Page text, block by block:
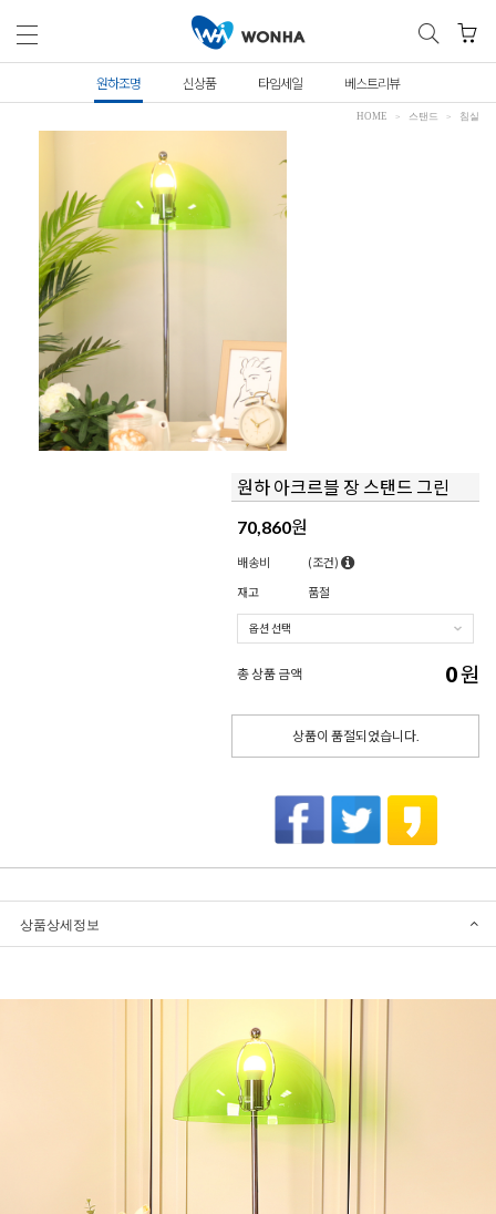
원하조명 신상품 타임세일 베스트리뷰
HOME 스탠드 침실
원하 아크르블 장 스탠드 그린
70,860원
배송비 (조건)
재고 품절
총 상품 금액 0원
상품이 품절되었습니다.
상품상세정보